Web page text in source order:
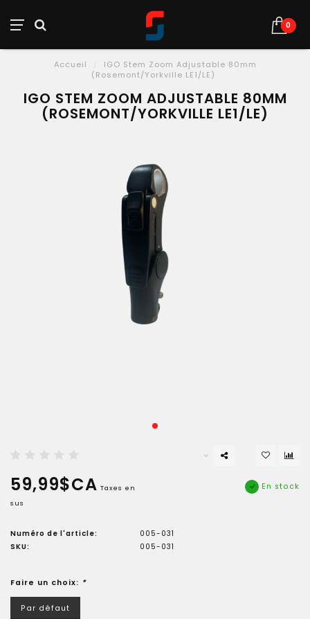
0
Accueil
IGO Stem Zoom Adjustable 80mm
(Rosemont/Yorkville LE1/LE)
IGO STEM ZOOM ADJUSTABLE 80MM
(ROSEMONT/YORKVILLE LE1/LE)
59,99$CA Taxes en
sus
En stock
Numéro de l'article:
005-031
SKU:
005-031
Faire un choix: *
Par défaut